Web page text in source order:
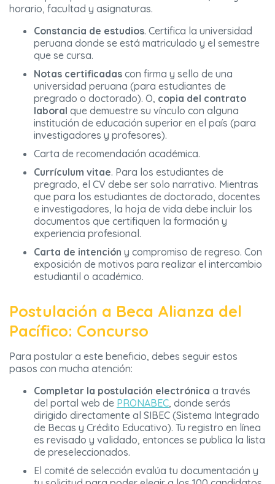
horario, facultad y asignaturas.
Constancia de estudios. Certifica la universidad
peruana donde se está matriculado y el semestre
que se cursa.
Notas certificadas con firma y sello de una
universidad peruana (para estudiantes de
pregrado o doctorado). O, copia del contrato
laboral que demuestre su vínculo con alguna
institución de educación superior en el país (para
investigadores y profesores).
Carta de recomendación académica.
Currículum vitae. Para los estudiantes de
pregrado, el CV debe ser solo narrativo. Mientras
que para los estudiantes de doctorado, docentes
e investigadores, la hoja de vida debe incluir los
documentos que certifiquen la formación y
experiencia profesional.
Carta de intención y compromiso de regreso. Con
exposición de motivos para realizar el intercambio
estudiantil o académico.
Postulación a Beca Alianza del
Pacífico: Concurso
Para postular a este beneficio, debes seguir estos
pasos con mucha atención:
Completar la postulación electrónica a través
del portal web de PRONABEC, donde serás
dirigido directamente al SIBEC (Sistema Integrado
de Becas y Crédito Educativo). Tu registro en línea
es revisado y validado, entonces se publica la lista
de preseleccionados.
El comité de selección evalúa tu documentación y